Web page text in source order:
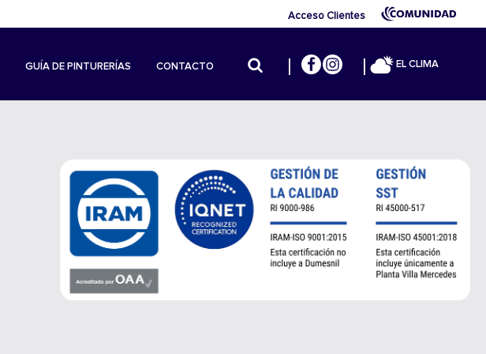
Acceso Clientes
GUÍA DE PINTURERÍAS CONTACTO EL CLIMA